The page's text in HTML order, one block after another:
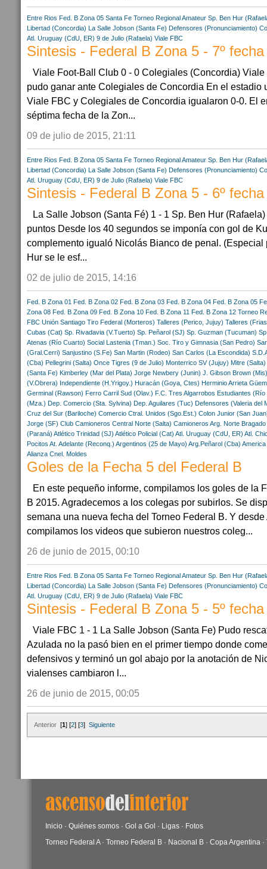
Entre Rios Fed. B Zona 05 Santa Fe Torneo Regional Amateur Sp. Ben Hur
Libertad (Concordia) La Salle Jobson (Santa Fe) Defensores (Pronunciamiento)
Atl. Uruguay (CdU, ER) 9 de Julio (Rafaela) Viale FBC
Sintesis - Federal B Zona 5 - 7º fecha
Viale Foot-Ball Club 0 - 0 Colegiales (Concordia)
pudo ganar ante Colegiales de Concordia En el estadio
Viale FBC y Colegiales de Concordia igualaron 0-0. El
séptima fecha de la Zon...
09 de julio de 2015, 21:11
Entre Rios Fed. B Zona 05 Santa Fe Torneo Regional Amateur Sp. Ben Hur
Libertad (Concordia) La Salle Jobson (Santa Fe) Defensores (Pronunciamiento)
Atl. Uruguay (CdU, ER) 9 de Julio (Rafaela) Viale FBC
Sintesis - Federal B Zona 5 - 6º fecha
La Salle Jobson (Santa Fé) 1 - 1 Sp. Ben Hur
puntos Desde los 40 segundos se imponía con gol de
complemento igualó Nicolás Bianco de penal. (Especial
Hur se le esf...
02 de julio de 2015, 14:16
Fed. B Zona 01 Fed. B Zona 02 Fed. B Zona 03 Fed. B Zona 04 Fed. B Zona 05
Zona 08 Fed. B Zona 09 Fed. B Zona 10 Fed. B Zona 11 Fed. B Zona 12 Torneo
FBC Unión Santiago Tiro Federal (Morteros) Talleres (Perico, Jujuy) Talleres
Cubas (Cat) Sp. Rivadavia (V.Tuerto) Sp. Peñarol (SJ) Sp. Guzman (Tucuman)
Atenas (Río Cuarto) Social Lastenia (Tman.) Soc. Tiro y Gimnasia (San Pedro)
(Gral.Cerri) Sanjustino (S.Fe) San Martin (Rodeo) San Carlos (La Escondida)
(Cba) Pellegrini (Salta) Once Tigres (9 de Julio) Monterrico SV (Jujuy) Mitre (Salta)
(Santa Fe) Kimberley (Mar del Plata) Jorge Newbery (Junin) J. Gibson Brown (Mis)
(V.Obrera) Independiente (H.Yrigoy.) Huracán (Goya, Ctes) Herminio Arrieta
Germinal (Rawson) Ferro Carril Sud (Olav.) F.C. Tres Algarrobos Estudiantes (Río
(Mza.) Dep. Comercio (Sta. Sylvina) Dep. Aguilares (Tuc) Defensores (Valeria del
Cruz del Sur (Bariloche) Comercio Ctral. Unidos (Sgo.Est.) Colon Junior (San
Jorge (SF) Club Camioneros Central Norte (Salta) Camioneros Arg. Norte Bragado
(Paraná) Atlético Trinidad (SJ) Atlético Policial (Cat) Atl. Uruguay (CdU, ER) Atl.
Pocitos At. Adelante (Reconq.) Argentinos (25 de Mayo) Arg.Peñarol (Cba)
Alianza Cnel. Moldes
Goles de la Fecha 5 del Federal B
En este pequeño informe, compilamos los goles de la
B 2015. Agradecemos a los colegas por subirlos. Se
semana una nueva fecha del Torneo Federal B. Y
compilamos los videos que subieron nuestros coleg...
26 de junio de 2015, 00:10
Entre Rios Fed. B Zona 05 Santa Fe Torneo Regional Amateur Sp. Ben Hur
Libertad (Concordia) La Salle Jobson (Santa Fe) Defensores (Pronunciamiento)
Atl. Uruguay (CdU, ER) 9 de Julio (Rafaela) Viale FBC
Sintesis - Federal B Zona 5 - 5º fecha
Viale FBC 1 - 1 La Salle Jobson (Santa Fe) Pudo
Azulada no la pasó bien en el primer tiempo donde
defensivos y terminó un gol abajo por la anotación de
vialenses cambiaron l...
26 de junio de 2015, 00:05
Anterior [1] [2] [3] Siguiente
Inicio · Quiénes somos · Gol a Gol · Ligas · Fotos
Torneo Federal A· Torneo Federal B · Nacional B · Copa Argentina ·